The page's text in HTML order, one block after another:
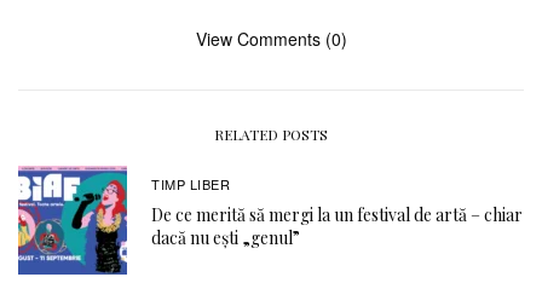
View Comments (0)
RELATED POSTS
TIMP LIBER
De ce merită să mergi la un festival de artă – chiar
dacă nu ești „genul”